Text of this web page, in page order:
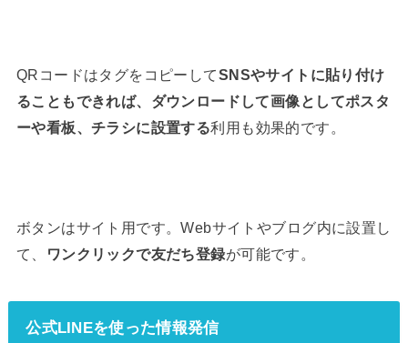
QRコードはタグをコピーしてSNSやサイトに貼り付け
ることもできれば、ダウンロードして画像としてポスタ
ーや看板、チラシに設置する利用も効果的です。
ボタンはサイト用です。Webサイトやブログ内に設置し
て、
ワンクリックで友だち登録が可能です。
公式LINEを使った情報発信